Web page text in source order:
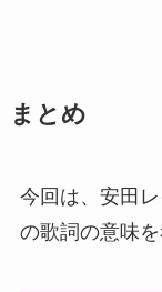
まとめ
今回は、安田
の歌詞の意味を